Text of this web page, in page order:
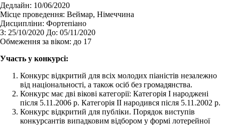
Дедлайн: 10/06/2020
Місце проведення: Веймар, Німеччина
Дисципліни: Фортепіано
З: 25/10/2020 До: 05/11/2020
Обмеження за віком: до 17
Участь у конкурсі:
Конкурс відкритий для всіх молодих піаністів незалежно
від національності, а також осіб без громадянства.
Конкурс має дві вікові категорії: Категорія І народжені
після 5.11.2006 р. Категорія ІІ народився після 5.11.2002 р.
Конкурс відкритий для публіки. Порядок виступів
конкурсантів випадковим відбором у формі лотерейної